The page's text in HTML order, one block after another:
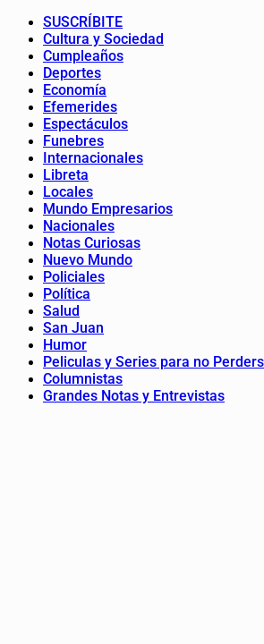
SUSCRÍBITE
Cultura y Sociedad
Cumpleaños
Deportes
Economía
Efemerides
Espectáculos
Funebres
Internacionales
Libreta
Locales
Mundo Empresarios
Nacionales
Notas Curiosas
Nuevo Mundo
Policiales
Política
Salud
San Juan
Humor
Peliculas y Series para no
Columnistas
Grandes Notas y Entrevistas